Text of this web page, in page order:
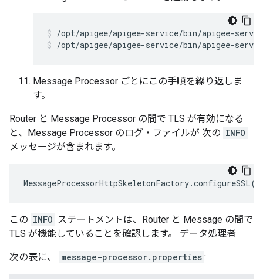
/opt/apigee/apigee-service/bin/apigee-
Message Processor ごとにこの手順を繰り返しま
す。
Router と Message Processor の間で TLS が有効になる
と、Message Processor のログ・ファイルが 次の INFO
メッセージが含まれます。
MessageProcessorHttpSkeletonFactory.configureSSL()
この INFO ステートメントは、Router と Message の間で
TLS が機能していることを確認します。 データ処理者
次の表に、 message-processor.properties :